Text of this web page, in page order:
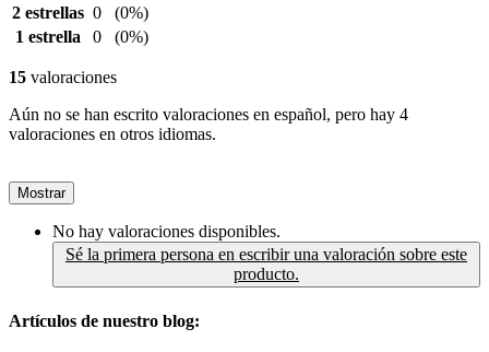
2 estrellas 0
(0%)
1 estrella
0 (0%)
15 valoraciones
Aún no se han escrito valoraciones en español, pero hay 4
valoraciones en otros idiomas.
Mostrar
No hay valoraciones disponibles.
Sé la primera persona en escribir una valoración sobre este
producto.
Artículos de nuestro blog: